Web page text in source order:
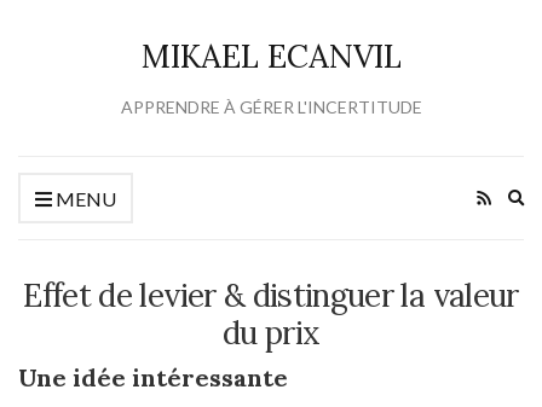
MIKAEL ECANVIL
APPRENDRE À GÉRER L'INCERTITUDE
MENU
Effet de levier & distinguer la valeur
du prix
Une idée intéressante